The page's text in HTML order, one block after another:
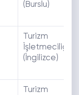
(Burslu)
Turizm
İşletmeciliği
(İngilizce)
Turizm